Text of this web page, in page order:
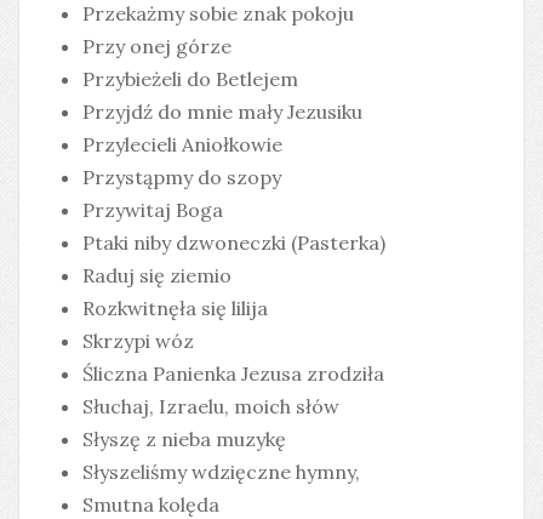
Przekażmy sobie znak pokoju
Przy onej górze
Przybieżeli do Betlejem
Przyjdź do mnie mały Jezusiku
Przylecieli Aniołkowie
Przystąpmy do szopy
Przywitaj Boga
Ptaki niby dzwoneczki (Pasterka)
Raduj się ziemio
Rozkwitnęła się lilija
Skrzypi wóz
Śliczna Panienka Jezusa zrodziła
Słuchaj, Izraelu, moich słów
Słyszę z nieba muzykę
Słyszeliśmy wdzięczne hymny,
Smutna kolęda